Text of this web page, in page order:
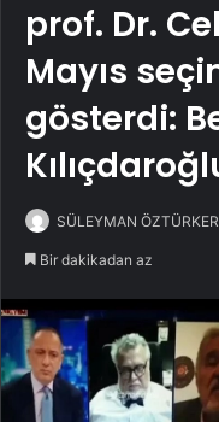
prof. Dr.
Mayıs
gösterdi:
SÜLEYMAN
Bir dakikadan az